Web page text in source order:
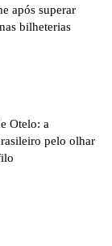
após superar
bilheterias
Otelo: a
pelo olhar